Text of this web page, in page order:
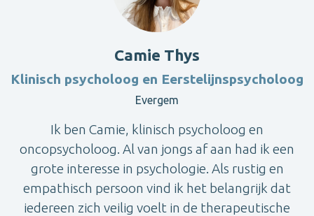
Camie Thys
Klinisch psycholoog en Eerstelijnspsycholoog
Evergem
Ik ben Camie, klinisch psycholoog en
oncopsycholoog. Al van jongs af aan had ik een
grote interesse in psychologie. Als rustig en
empathisch persoon vind ik het belangrijk dat
iedereen zich veilig voelt in de therapeutische